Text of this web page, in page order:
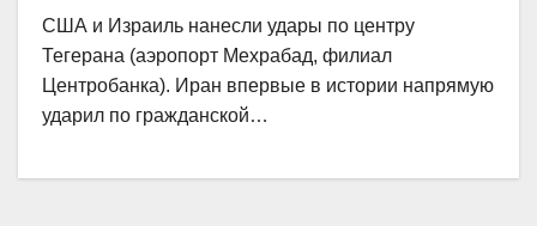
США и Израиль нанесли удары по центру
Тегерана (аэропорт Мехрабад, филиал
Центробанка). Иран впервые в истории напрямую
ударил по гражданской…